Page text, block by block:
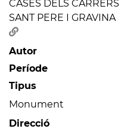
CASES DELS CARRERS
SANT PERE I GRAVINA
Autor
Període
Tipus
Monument
Direcció